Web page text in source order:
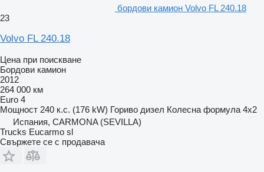
бордови камион Volvo FL 240.18
23
Volvo FL 240.18
Цена при поискване
Бордови камион
2012
264 000 км
Euro 4
Мощност 240 к.с. (176 kW) Гориво дизел Колесна формула 4x2
Испания, CARMONA (SEVILLA)
Trucks Eucarmo sl
Свържете се с продавача